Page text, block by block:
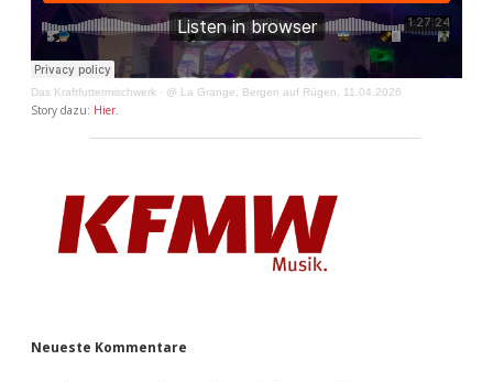
Das Kraftfuttermischwerk · @ La Grange, Bergen auf Rügen, 11.04.2026
Story dazu: Hier.
Neueste Kommentare